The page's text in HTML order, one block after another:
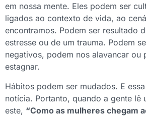
em nossa mente. Eles podem ser
ligados ao contexto de vida, ao
encontramos. Podem ser resultado
estresse ou de um trauma. Podem
negativos, podem nos alavancar ou
estagnar.
Hábitos podem ser mudados. E
notícia. Portanto, quando a gente lê
este, “Como as mulheres chegam